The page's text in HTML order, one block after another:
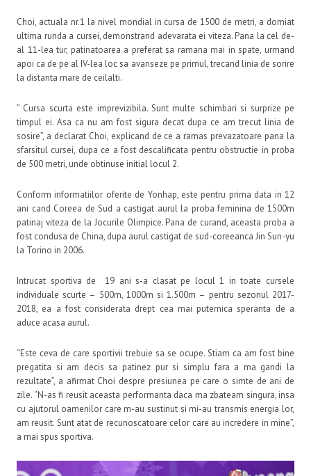
Choi, actuala nr.1 la nivel mondial in cursa de 1500 de metri, a domiat
ultima runda a cursei, demonstrand adevarata ei viteza. Pana la cel de-
al 11-lea tur, patinatoarea a preferat sa ramana mai in spate, urmand
apoi ca de pe al IV-lea loc sa avanseze pe primul, trecand linia de sorire
la distanta mare de ceilalti.
” Cursa scurta este imprevizibila. Sunt multe schimbari si surprize pe
timpul ei. Asa ca nu am fost sigura decat dupa ce am trecut linia de
sosire”, a declarat Choi, explicand de ce a ramas prevazatoare pana la
sfarsitul cursei, dupa ce a fost descalificata pentru obstructie in proba
de 500 metri, unde obtinuse initial locul 2.
Conform informatiilor oferite de Yonhap, este pentru prima data in 12
ani cand Coreea de Sud a castigat aurul la proba feminina de 1500m
patinaj viteza de la Jocurile Olimpice. Pana de curand, aceasta proba a
fost condusa de China, dupa aurul castigat de sud-coreeanca Jin Sun-yu
la Torino in 2006.
Intrucat sportiva de 19 ani s-a clasat pe locul 1 in toate cursele
individuale scurte – 500m, 1000m si 1.500m – pentru sezonul 2017-
2018, ea a fost considerata drept cea mai puternica speranta de a
aduce acasa aurul.
“Este ceva de care sportivii trebuie sa se ocupe. Stiam ca am fost bine
pregatita si am decis sa patinez pur si simplu fara a ma gandi la
rezultate”, a afirmat Choi despre presiunea pe care o simte de ani de
zile. “N-as fi reusit aceasta performanta daca ma zbateam singura, insa
cu ajutorul oamenilor care m-au sustinut si mi-au transmis energia lor,
am reusit. Sunt atat de recunoscatoare celor care au incredere in mine”,
a mai spus sportiva.